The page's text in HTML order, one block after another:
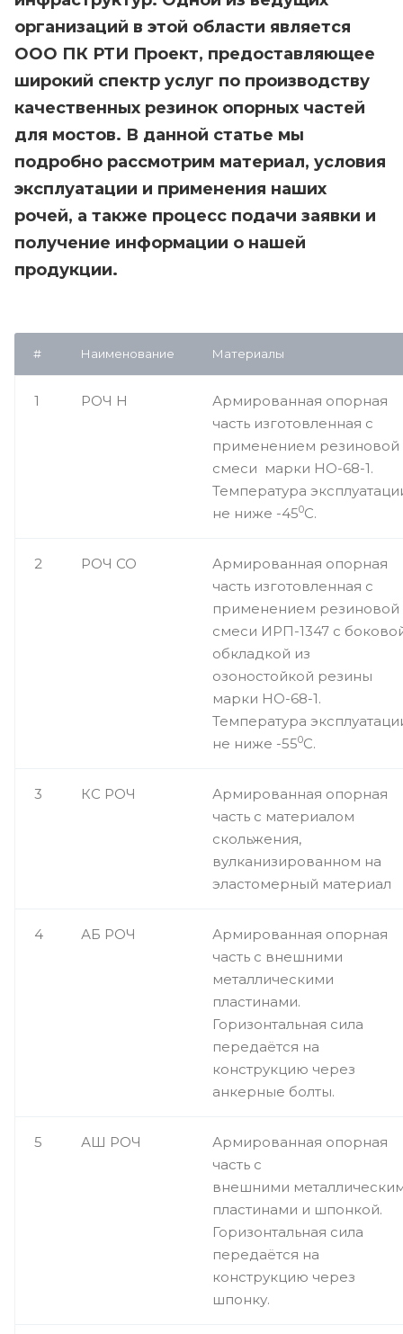
организаций в этой области является
ООО ПК РТИ Проект, предоставляющее
широкий спектр услуг по производству
качественных резинок опорных частей
для мостов. В данной статье мы
подробно рассмотрим материал, условия
эксплуатации и применения наших
рочей, а также процесс подачи заявки и
получение информации о нашей
продукции.
# Наименование Материалы
1 РОЧ Н
Армированная опорная
часть изготовленная с
применением резиновой
смеси марки НО-68-1.
Температура
не ниже -450С.
2 РОЧ СО
Армированная опорная
часть изготовленная с
применением резиновой
смеси ИРП-1347 с
обкладкой из
озоностойкой резины
марки НО-68-1.
Температура
не ниже -550С.
3 КС РОЧ
Армированная опорная
часть с материалом
скольжения,
вулканизированном на
эластомерный материал
4 АБ РОЧ
Армированная опорная
часть с внешними
металлическими
пластинами.
Горизонтальная сила
передаётся на
конструкцию через
анкерные болты.
5 АШ РОЧ
Армированная опорная
часть с
внешними
пластинами и шпонкой.
Горизонтальная сила
передаётся на
конструкцию через
шпонку.